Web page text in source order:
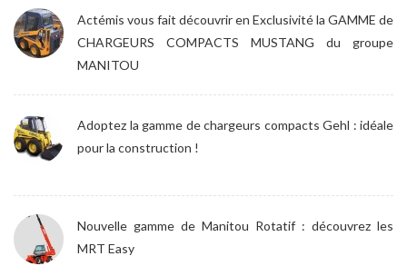
Actémis vous fait découvrir en Exclusivité la GAMME de
CHARGEURS COMPACTS MUSTANG du groupe
MANITOU
Adoptez la gamme de chargeurs compacts Gehl : idéale
pour la construction !
Nouvelle gamme de Manitou Rotatif : découvrez les
MRT Easy